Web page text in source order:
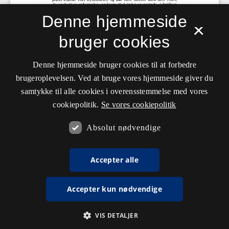
×
Denne hjemmeside
bruger cookies
Denne hjemmeside bruger cookies til at forbedre
brugeroplevelsen. Ved at bruge vores hjemmeside giver du
samtykke til alle cookies i overensstemmelse med vores
cookiepolitik. Se vores cookiepolitik
Absolut nødvendige
Accepter alle
Accepter kun nødvendige
VIS DETALJER